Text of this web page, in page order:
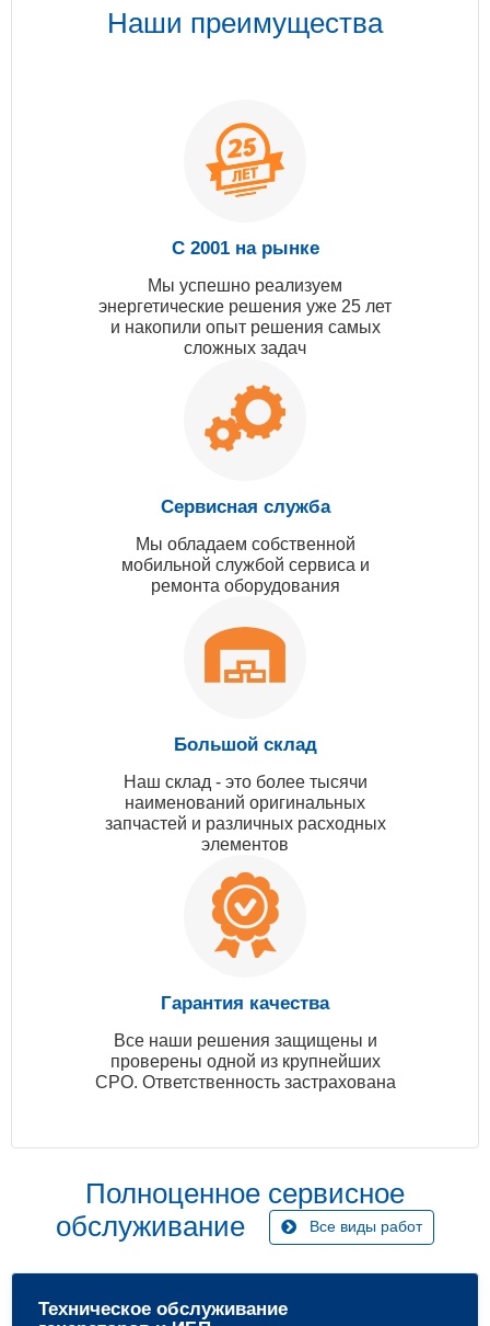
Наши преимущества
С 2001 на рынке
Мы успешно реализуем
энергетические решения уже 25 лет
и накопили опыт решения самых
сложных задач
Сервисная служба
Мы обладаем собственной
мобильной службой сервиса и
ремонта оборудования
Большой склад
Наш склад - это более тысячи
наименований оригинальных
запчастей и различных расходных
элементов
Гарантия качества
Все наши решения защищены и
проверены одной из крупнейших
СРО. Ответственность застрахована
Полноценное сервисное
обслуживание
Все виды работ
Техническое обслуживание